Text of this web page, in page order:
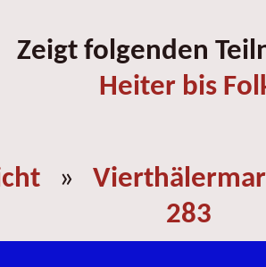
Zeigt folgenden
Heiter bis
»
283